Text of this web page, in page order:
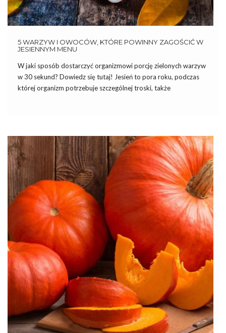
5 WARZYW I OWOCÓW, KTÓRE POWINNY ZAGOŚCIĆ W
JESIENNYM MENU
W jaki sposób dostarczyć organizmowi porcję zielonych warzyw
w 30 sekund? Dowiedz się tutaj! Jesień to pora roku, podczas
której organizm potrzebuje szczególnej troski, także